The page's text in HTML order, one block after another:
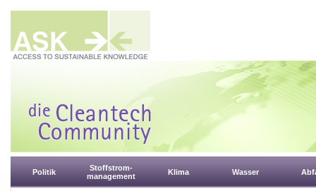
Politik
Stoffstrom-
management
Klima Wasser